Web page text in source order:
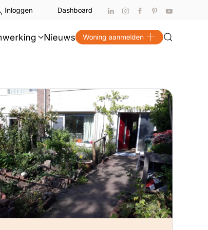
Inloggen Dashboard
Nieuws Woning aanmelden